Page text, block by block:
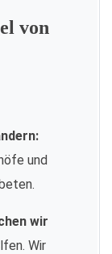
von
und
wir
Wir